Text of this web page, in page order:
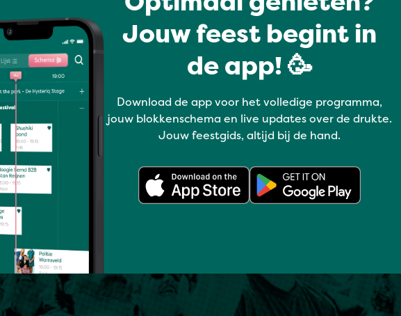
Jouw feest begint in
de app! 🥳
Download de app voor het volledige programma,
jouw blokkenschema en live updates over de drukte.
Jouw feestgids, altijd bij de hand.